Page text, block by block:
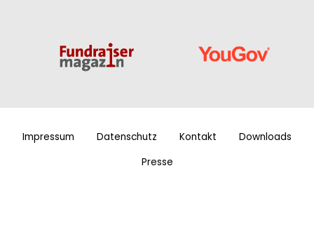
Impressum Datenschutz Kontakt
Downloads
Presse